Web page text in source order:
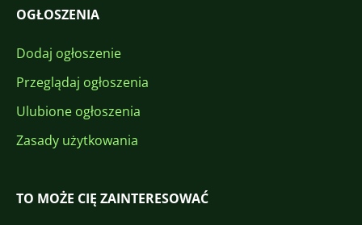
OGŁOSZENIA
Dodaj ogłoszenie
Przeglądaj ogłoszenia
Ulubione ogłoszenia
Zasady użytkowania
TO MOŻE CIĘ ZAINTERESOWAĆ